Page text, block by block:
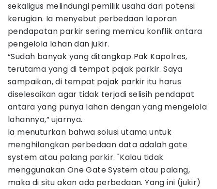
sekaligus melindungi pemilik usaha dari potensi
kerugian. Ia menyebut perbedaan laporan
pendapatan parkir sering memicu konflik antara
pengelola lahan dan jukir.
“Sudah banyak yang ditangkap Pak Kapolres,
terutama yang di tempat pajak parkir. Saya
sampaikan, di tempat pajak parkir itu harus
diselesaikan agar tidak terjadi selisih pendapat
antara yang punya lahan dengan yang mengelola
lahannya,” ujarnya.
Ia menuturkan bahwa solusi utama untuk
menghilangkan perbedaan data adalah gate
system atau palang parkir. "Kalau tidak
menggunakan One Gate System atau palang,
maka di situ akan ada perbedaan. Yang ini (jukir)